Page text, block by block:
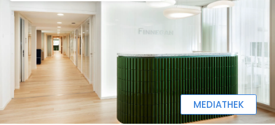
MEDIATHEK